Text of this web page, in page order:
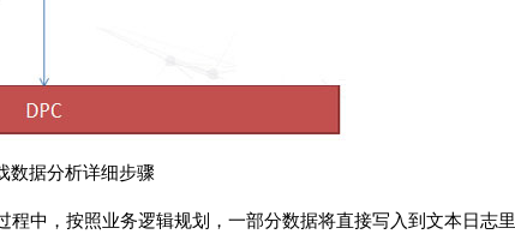
数据分析详细步骤
中，按照业务逻辑规划，一部分数据将直接写入到文本日志里